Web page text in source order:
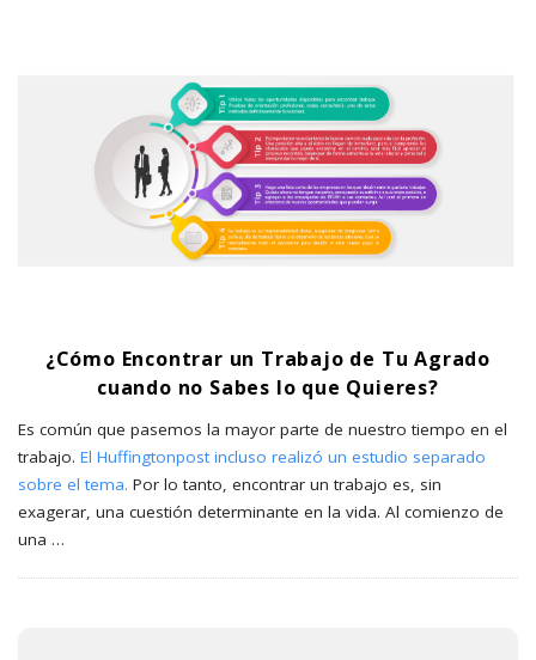
¿Cómo Encontrar un Trabajo de Tu Agrado
cuando no Sabes lo que Quieres?
Es común que pasemos la mayor parte de nuestro tiempo en el
trabajo. El Huffingtonpost incluso realizó un estudio separado
sobre el tema. Por lo tanto, encontrar un trabajo es, sin
exagerar, una cuestión determinante en la vida. Al comienzo de
una …